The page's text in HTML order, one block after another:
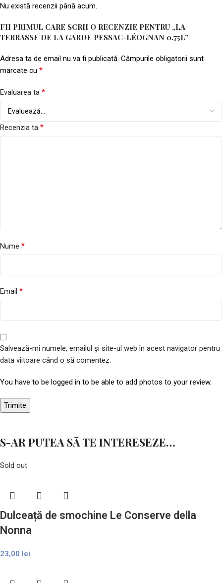
Nu există recenzii până acum.
FII PRIMUL CARE SCRII O RECENZIE PENTRU „LA
TERRASSE DE LA GARDE PESSAC-LÉOGNAN 0.75L”
Adresa ta de email nu va fi publicată. Câmpurile obligatorii sunt
marcate cu *
Evaluarea ta *
Recenzia ta *
Nume *
Email *
Salvează-mi numele, emailul și site-ul web în acest navigator pentru
data viitoare când o să comentez.
You have to be logged in to be able to add photos to your review.
S-AR PUTEA SĂ TE INTERESEZE…
Sold out
Dulceață de smochine Le Conserve della
Nonna
23,00 lei